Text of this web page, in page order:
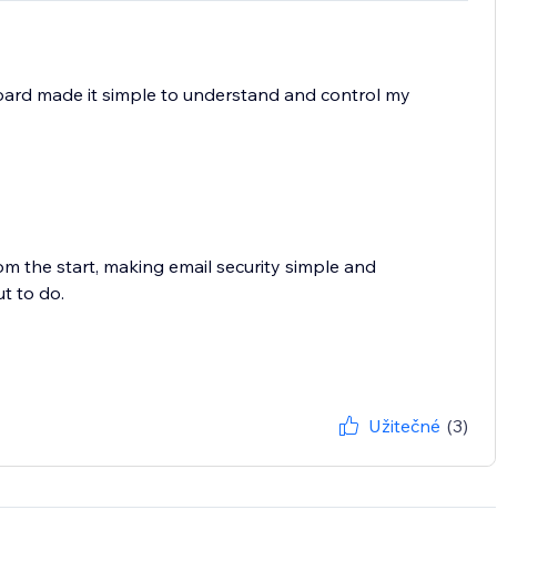
made it simple to understand and control my
the start, making email security simple and
to do.
Užitečné (3)